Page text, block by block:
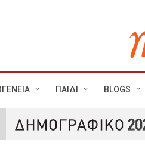
ΠΑΙΔΙ BLOGS